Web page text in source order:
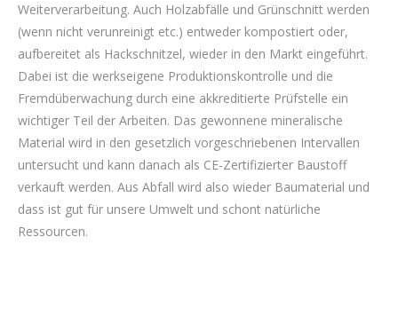
Weiterverarbeitung. Auch Holzabfälle und Grünschnitt werden
(wenn nicht verunreinigt etc.) entweder kompostiert oder,
aufbereitet als Hackschnitzel, wieder in den Markt eingeführt.
Dabei ist die werkseigene Produktionskontrolle und die
Fremdüberwachung durch eine akkreditierte Prüfstelle ein
wichtiger Teil der Arbeiten. Das gewonnene mineralische
Material wird in den gesetzlich vorgeschriebenen Intervallen
untersucht und kann danach als CE-Zertifizierter Baustoff
verkauft werden. Aus Abfall wird also wieder Baumaterial und
dass ist gut für unsere Umwelt und schont natürliche
Ressourcen.